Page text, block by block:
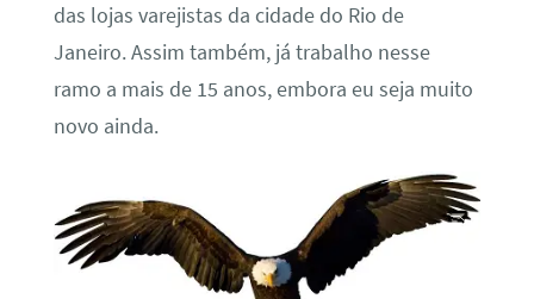
das lojas varejistas da cidade do Rio de
Janeiro. Assim também, já trabalho nesse
ramo a mais de 15 anos, embora eu seja muito
novo ainda.